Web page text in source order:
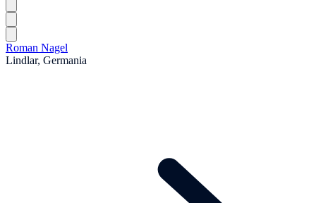
Roman Nagel
Lindlar, Germania